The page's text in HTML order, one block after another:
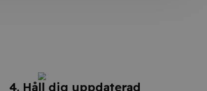
4. Håll dig uppdaterad